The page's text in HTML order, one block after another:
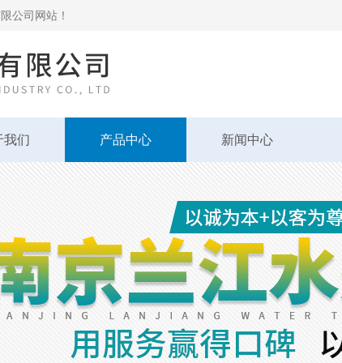
公司网站！
我们 产品中心 新闻中心